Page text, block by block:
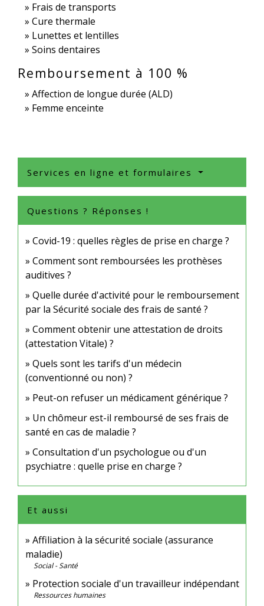
Frais de transports
Cure thermale
Lunettes et lentilles
Soins dentaires
Remboursement à 100 %
Affection de longue durée (ALD)
Femme enceinte
Services en ligne et formulaires
Questions ? Réponses !
Covid-19 : quelles règles de prise en charge ?
Comment sont remboursées les prothèses
auditives ?
Quelle durée d'activité pour le remboursement
par la Sécurité sociale des frais de santé ?
Comment obtenir une attestation de droits
(attestation Vitale) ?
Quels sont les tarifs d'un médecin
(conventionné ou non) ?
Peut-on refuser un médicament générique ?
Un chômeur est-il remboursé de ses frais de
santé en cas de maladie ?
Consultation d'un psychologue ou d'un
psychiatre : quelle prise en charge ?
Et aussi
Affiliation à la sécurité sociale (assurance
maladie)
Social - Santé
Protection sociale d'un travailleur indépendant
Ressources humaines